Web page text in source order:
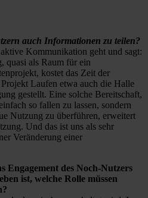
auch Informationen zu teilen?
Kommunikation geht und sagt:
quasi als Raum für ein
kostet das Zeit der
Laufen etwa auch die Halle
gestellt. Eine solche Bereitschaft,
so fallen zu lassen, sondern
Nutzung zu überführen, erweitert
Und das ist uns als sehr
Veränderung einer
Engagement des Noch-Nutzers
ist, welche Rolle müssen